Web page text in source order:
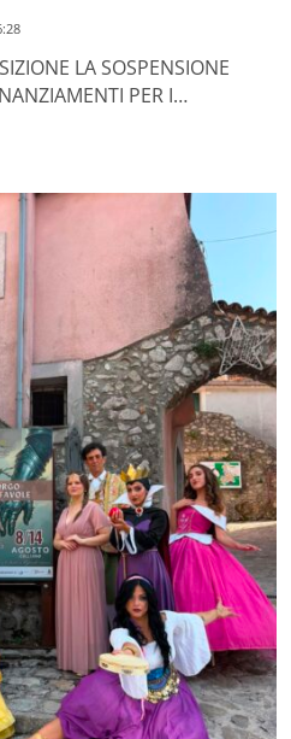
LA SOSPENSIONE
PER I…